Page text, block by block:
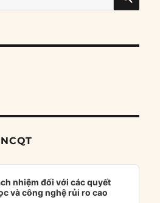
nhiệm đối với các quyết
và công nghệ rủi ro cao